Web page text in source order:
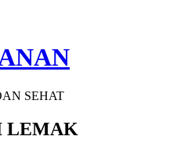
SEHAT
LEMAK